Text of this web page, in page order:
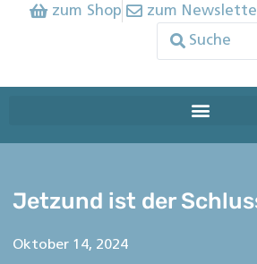
zum Shop zum
Jetzund ist der
Oktober 14, 2024